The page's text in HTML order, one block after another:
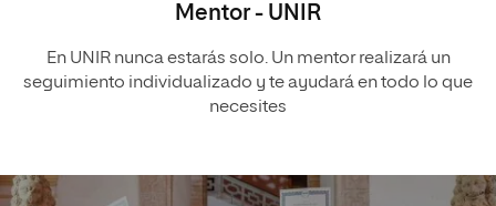
Mentor - UNIR
En UNIR nunca estarás solo. Un mentor realizará un
seguimiento individualizado y te ayudará en todo lo que
necesites